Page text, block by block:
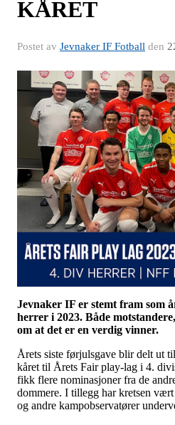
KÅRET
Postet av Jevnaker IF Fotball den
Jevnaker IF er stemt fram som
herrer i 2023. Både
om at det er en verdig vinner.
Årets siste førjulsgave blir delt ut
kåret til Årets Fair play-lag i 4.
fikk flere nominasjoner fra de
dommere. I tillegg har kretsen
og andre kampobservatører